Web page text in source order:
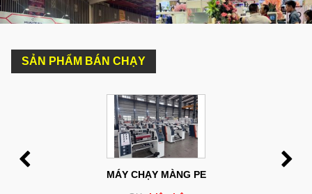
SẢN PHẨM BÁN CHẠY
MÁY CHẠY MÀNG PE